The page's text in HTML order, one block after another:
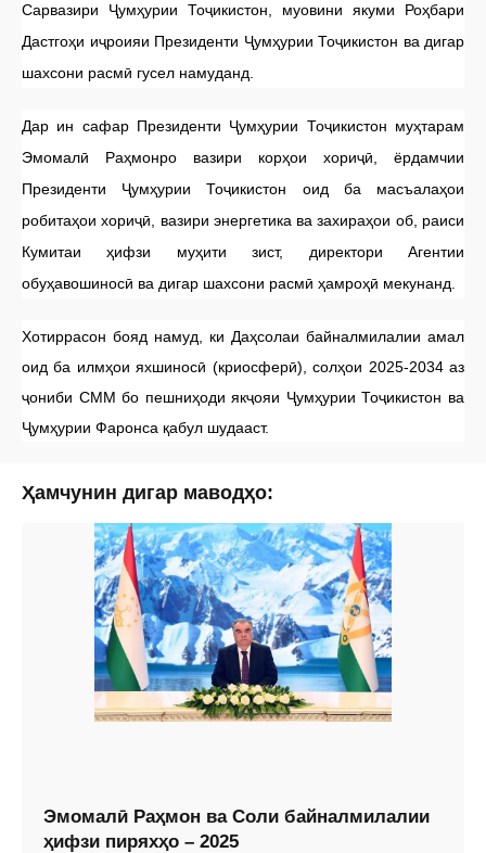
Сарвазири Ҷумҳурии Тоҷикистон, муовини якуми Роҳбари
Дастгоҳи иҷроияи Президенти Ҷумҳурии Тоҷикистон ва дигар
шахсони расмӣ гусел намуданд.
Дар ин сафар Президенти Ҷумҳурии Тоҷикистон муҳтарам
Эмомалӣ Раҳмонро вазири корҳои хориҷӣ, ёрдамчии
Президенти Ҷумҳурии Тоҷикистон оид ба масъалаҳои
робитаҳои хориҷӣ, вазири энергетика ва захираҳои об, раиси
Кумитаи ҳифзи муҳити зист, директори Агентии
обуҳавошиносӣ ва дигар шахсони расмӣ ҳамроҳӣ мекунанд.
Хотиррасон бояд намуд, ки Даҳсолаи байналмилалии амал
оид ба илмҳои яхшиносӣ (криосферӣ), солҳои 2025-2034 аз
ҷониби СММ бо пешниҳоди якҷояи Ҷумҳурии Тоҷикистон ва
Ҷумҳурии Фаронса қабул шудааст.
Ҳамчунин дигар маводҳо:
Эмомалӣ Раҳмон ва Соли байналмилалии
ҳифзи пиряхҳо – 2025